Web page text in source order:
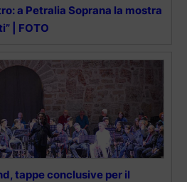
a Petralia Soprana la mostra
| FOTO
tappe conclusive per il